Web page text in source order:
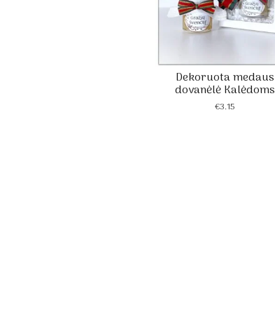
Dekoruota medaus
dovanėlė Kalėdoms
€3.15